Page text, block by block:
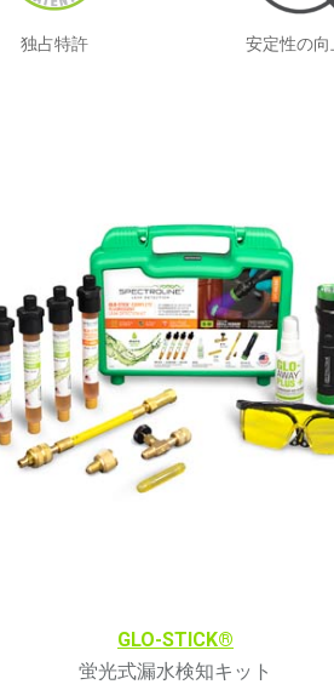
独占特許 安定性の向
GLO-STICK®
蛍光式漏水検知キット